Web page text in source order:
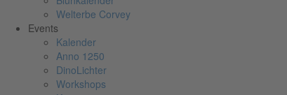
Welterbe Corvey
Events
Kalender
Anno 1250
DinoLichter
Workshops